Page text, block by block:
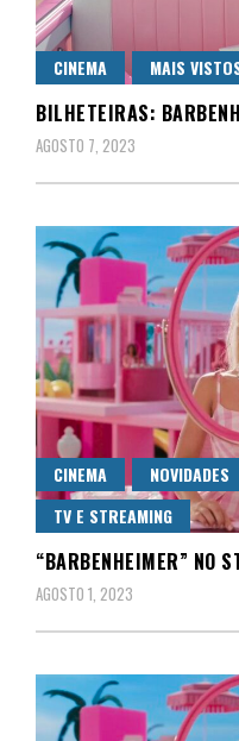
CINEMA MAIS
BILHETEIRAS:
AGOSTO 7, 2023
CINEMA NOVIDADES
TV E STREAMING
“BARBENHEIMER” NO
AGOSTO 1, 2023